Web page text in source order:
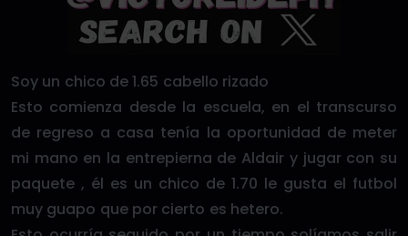
Soy un chico de 1.65 cabello rizado
Esto comienza desde la escuela, en el transcurso
de regreso a casa tenía la oportunidad de meter
mi mano en la entrepierna de Aldair y jugar con su
paquete , él es un chico de 1.70 le gusta el futbol
muy guapo que por cierto es hetero.